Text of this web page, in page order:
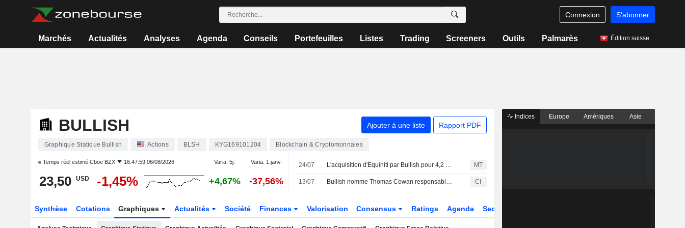
Connexion S'abonner
Marchés Actualités Analyses Agenda Conseils Portefeuilles Listes Trading Screeners Outils Palmarès Édition suisse
BULLISH Ajouter à une liste Rapport PDF
Graphique Statique Bullish Actions BLSH KYG169101204 Blockchain & Cryptomonnaies
Temps réel estimé Cboe BZX 16:47:59 06/08/2026 Varia. 5j. Varia. 1 janv.
23,50 USD -1,45% +4,67% -37,56%
24/07 L'acquisition d'Equiniti par Bullish pour 4,2 milliards de dollars reçoit le feu vert des autorités de la concurrence au Royaume-Uni, aux États-Unis et en Allemagne MT
13/07 Bullish nomme Thomas Cowan responsable de la tokenisation CI
Synthèse Cotations Graphiques Actualités Société Finances Valorisation Consensus Ratings Agenda Secteur
Indices Europe Amériques Asie